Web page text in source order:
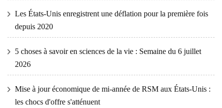
Les États-Unis enregistrent une déflation pour la première fois
depuis 2020
5 choses à savoir en sciences de la vie : Semaine du 6 juillet
2026
Mise à jour économique de mi-année de RSM aux États-Unis :
les chocs d'offre s'atténuent